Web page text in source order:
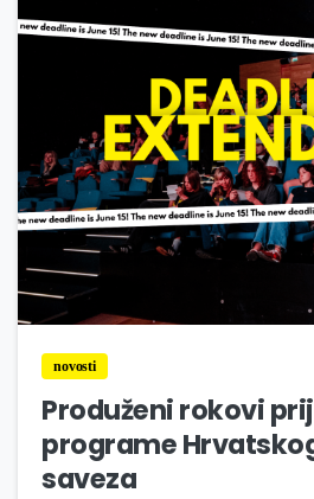
novosti
Produženi rokovi
programe
saveza